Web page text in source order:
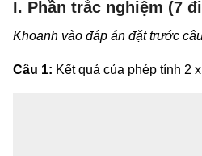
I. Phần trắc nghiệm (7
Khoanh vào đáp án đặt trước
Câu 1: Kết quả của phép tính 2